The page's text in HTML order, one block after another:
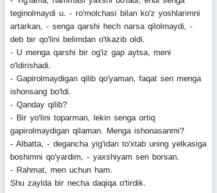
teginolmaydi u. - ro'molchasi bilan ko'z yoshlarimni
artarkan, - senga qarshi hech narsa qilolmaydi, -
deb bir qo'lini belimdan o'tkazib oldi.
- U menga qarshi bir og'iz gap aytsa, meni
o'ldirishadi.
- Gapirolmaydigan qilib qo'yaman, faqat sen menga
ishonsang bo'ldi.
- Qanday qilib?
- Bir yo'lini toparman, lekin senga ortiq
gapirolmaydigan qilaman. Menga ishonasanmi?
- Albatta, - degancha yig'idan to'xtab uning yelkasiga
boshimni qo'yardim, - yaxshiyam sen borsan.
- Rahmat, men uchun ham.
Shu zaylda bir necha daqiqa o'tirdik.